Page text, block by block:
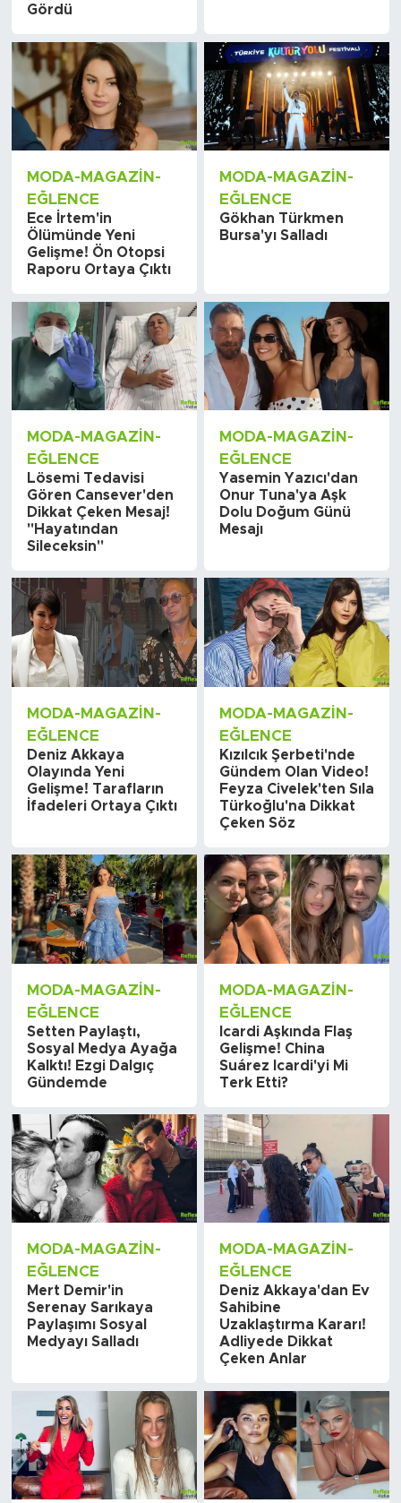
Gördü
MODA-MAGAZIN-
EĞLENCE
Ece İrtem'in
Ölümünde Yeni
Gelişme! Ön Otopsi
Raporu Ortaya Çıktı
MODA-MAGAZIN-
EĞLENCE
Gökhan Türkmen
Bursa'yı Salladı
MODA-MAGAZIN-
EĞLENCE
Lösemi Tedavisi
Gören Cansever'den
Dikkat Çeken Mesaj!
"Hayatından
Sileceksin"
MODA-MAGAZIN-
EĞLENCE
Yasemin Yazıcı'dan
Onur Tuna'ya Aşk
Dolu Doğum Günü
Mesajı
MODA-MAGAZIN-
EĞLENCE
Deniz Akkaya
Olayında Yeni
Gelişme! Tarafların
İfadeleri Ortaya Çıktı
MODA-MAGAZIN-
EĞLENCE
Kızılcık Şerbeti'nde
Gündem Olan Video!
Feyza Civelek'ten Sıla
Türkoğlu'na Dikkat
Çeken Söz
MODA-MAGAZIN-
EĞLENCE
Setten Paylaştı,
Sosyal Medya Ayağa
Kalktı! Ezgi Dalgıç
Gündemde
MODA-MAGAZIN-
EĞLENCE
Icardi Aşkında Flaş
Gelişme! China
Suárez Icardi'yi Mi
Terk Etti?
MODA-MAGAZIN-
EĞLENCE
Mert Demir'in
Serenay Sarıkaya
Paylaşımı Sosyal
Medyayı Salladı
MODA-MAGAZIN-
EĞLENCE
Deniz Akkaya'dan Ev
Sahibine
Uzaklaştırma Kararı!
Adliyede Dikkat
Çeken Anlar